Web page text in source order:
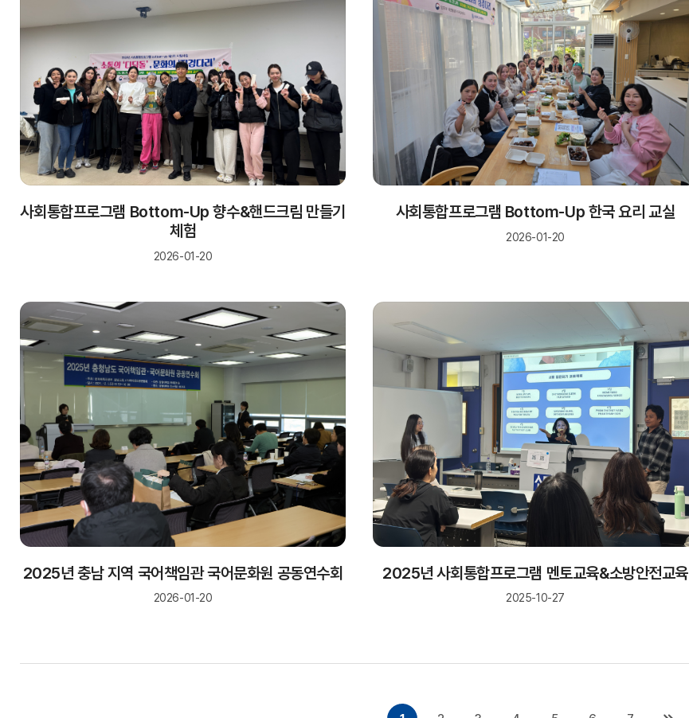
사회통합프로그램 Bottom-Up 향수&핸드크림 만들기
체험
2026-01-20
사회통합프로그램 Bottom-Up 한국 요리 교실
2026-01-20
2025년 충남 지역 국어책임관 국어문화원 공동연수회
2026-01-20
2025년 사회통합프로그램 멘토교육&소방안전교육
2025-10-27